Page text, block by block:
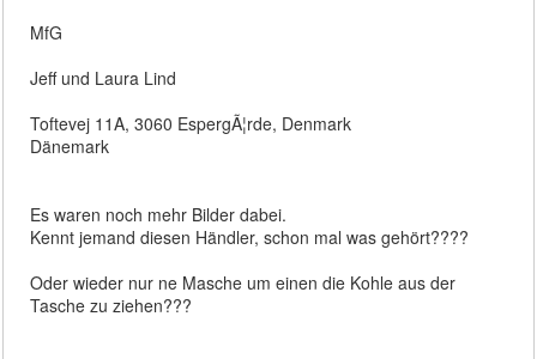
MfG
Jeff und Laura Lind
Toftevej 11A, 3060 EspergÃ¦rde, Denmark
Dänemark
Es waren noch mehr Bilder dabei.
Kennt jemand diesen Händler, schon mal was gehört????
Oder wieder nur ne Masche um einen die Kohle aus der
Tasche zu ziehen???